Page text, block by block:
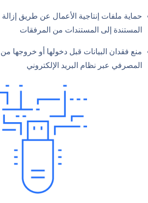
حماية ملفات إنتاجية الأعمال عن طريق إزالة
المستندة إلى المستندات من المرفقات
منع فقدان البيانات قبل دخولها أو خروجها من
المصرفي عبر نظام البريد الإلكتروني